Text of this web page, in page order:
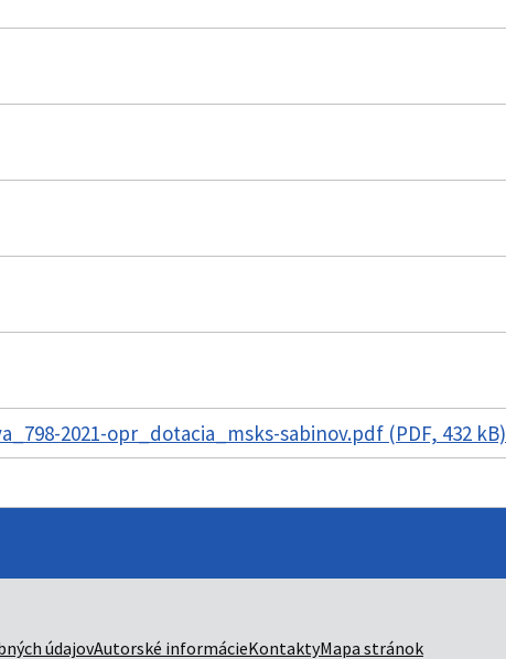
2021-opr_dotacia_msks-sabinov.pdf (PDF, 432 kB)
údajovAutorské informácieKontaktyMapa stránok